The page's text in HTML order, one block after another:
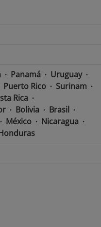
Panamá
Uruguay
Puerto Rico
Surinam
Rica
Bolivia
Brasil
México
Nicaragua